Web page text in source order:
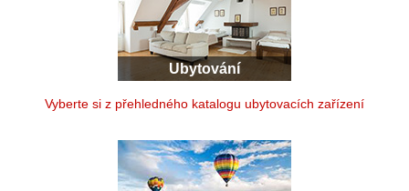
Ubytování
Vyberte si z přehledného katalogu ubytovacích zařízení